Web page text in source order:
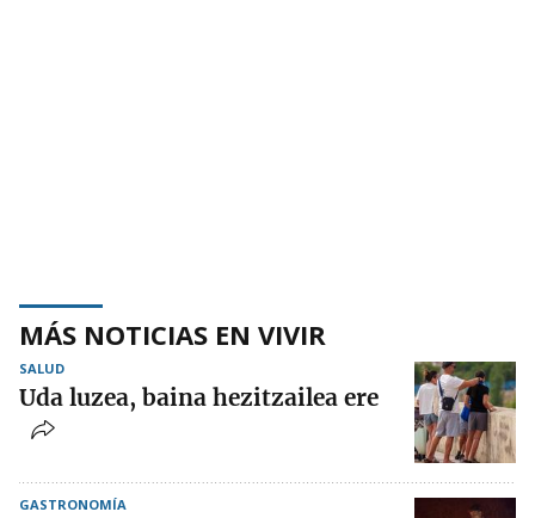
MÁS NOTICIAS EN VIVIR
SALUD
Uda luzea, baina hezitzailea ere
GASTRONOMÍA